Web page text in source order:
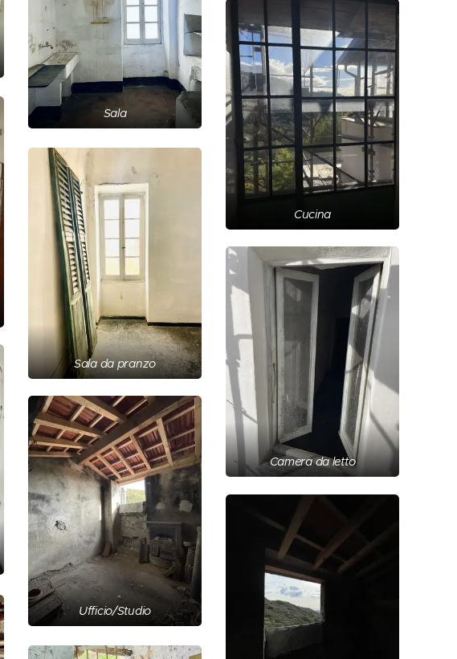
Sala
Cucina
Sala da pranzo
Camera da letto
Ufficio/Studio